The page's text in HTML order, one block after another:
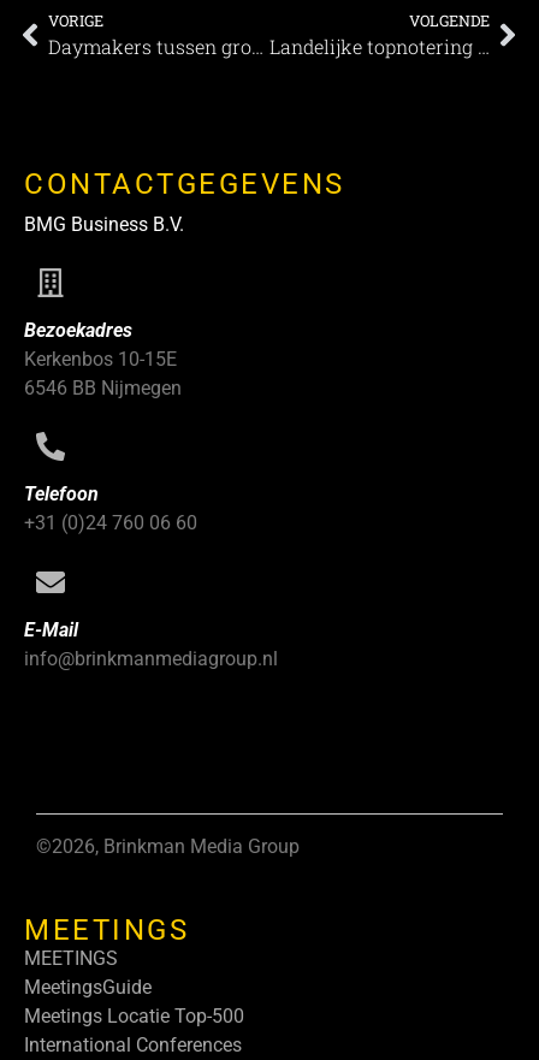
VORIGE
Daymakers tussen grootheden als de Olympische Spelen en Notre-Dame bij de Heavent Awards
VOLGENDE
Landelijke topnotering voor het terras van Restaurant Tespelduyn
CONTACTGEGEVENS
BMG Business B.V.
Bezoekadres
Kerkenbos 10-15E
6546 BB Nijmegen
Telefoon
+31 (0)24 760 06 60
E-Mail
info@brinkmanmediagroup.nl
©2026, Brinkman Media Group
MEETINGS
MEETINGS
MeetingsGuide
Meetings Locatie Top-500
International Conferences